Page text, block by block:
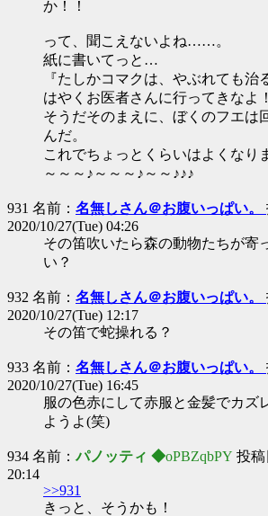
か！！
って、聞こえないよね……。
紙に書いてっと…
『たしかコマクは、やぶれても治
はやくお医者さんに行ってきなよ
そうだそのまえに、ぼくのフエは
んだ。
これでちょっとくらいはよくなり
～～～♪～～～♪～～♪♪♪
931 名前： 名無しさん＠お腹いっぱい。
2020/10/27(Tue) 04:26
その笛吹いたら森の動物たちが寄
い？
932 名前： 名無しさん＠お腹いっぱい。
2020/10/27(Tue) 12:17
その笛で蛇操れる？
933 名前： 名無しさん＠お腹いっぱい。
2020/10/27(Tue) 16:45
服の色赤にして赤服と金髪でカズ
ようよ(笑)
934 名前：パノッティ ◆oPBZqbPY 投稿
20:14
>>931
きっと、そうかも！